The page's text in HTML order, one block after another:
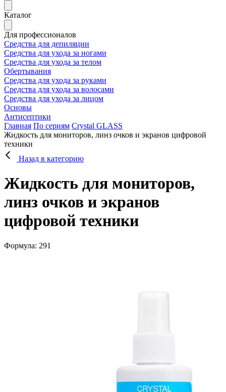
Каталог
Для профессионалов
Средства для депиляции
Средства для ухода за ногами
Средства для ухода за телом
Обертывания
Средства для ухода за руками
Средства для ухода за волосами
Средства для ухода за лицом
Основы
Антисептики
Главная По сериям Crystal GLASS
Жидкость для мониторов, линз очков и экранов цифровой
техники
Назад в категорию
Жидкость для мониторов,
линз очков и экранов
цифровой техники
Формула: 291